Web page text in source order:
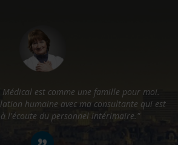
comme une famille pour moi.
avec ma consultante qui est
du personnel intérimaire."